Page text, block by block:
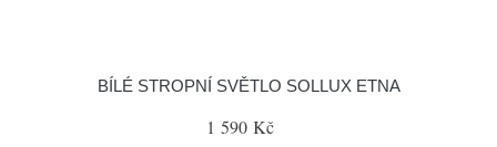
BÍLÉ STROPNÍ SVĚTLO SOLLUX ETNA
1 590 Kč